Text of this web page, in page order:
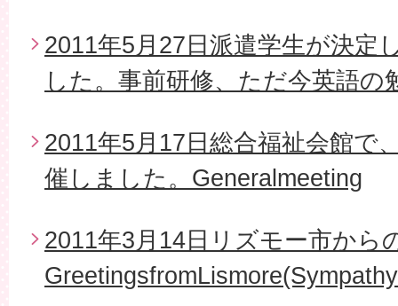
2011年5月27日派遣学生が決定
した。事前研修、ただ今英語の
2011年5月17日総合福祉会館で
催しました。Generalmeeting
2011年3月14日リズモー市から